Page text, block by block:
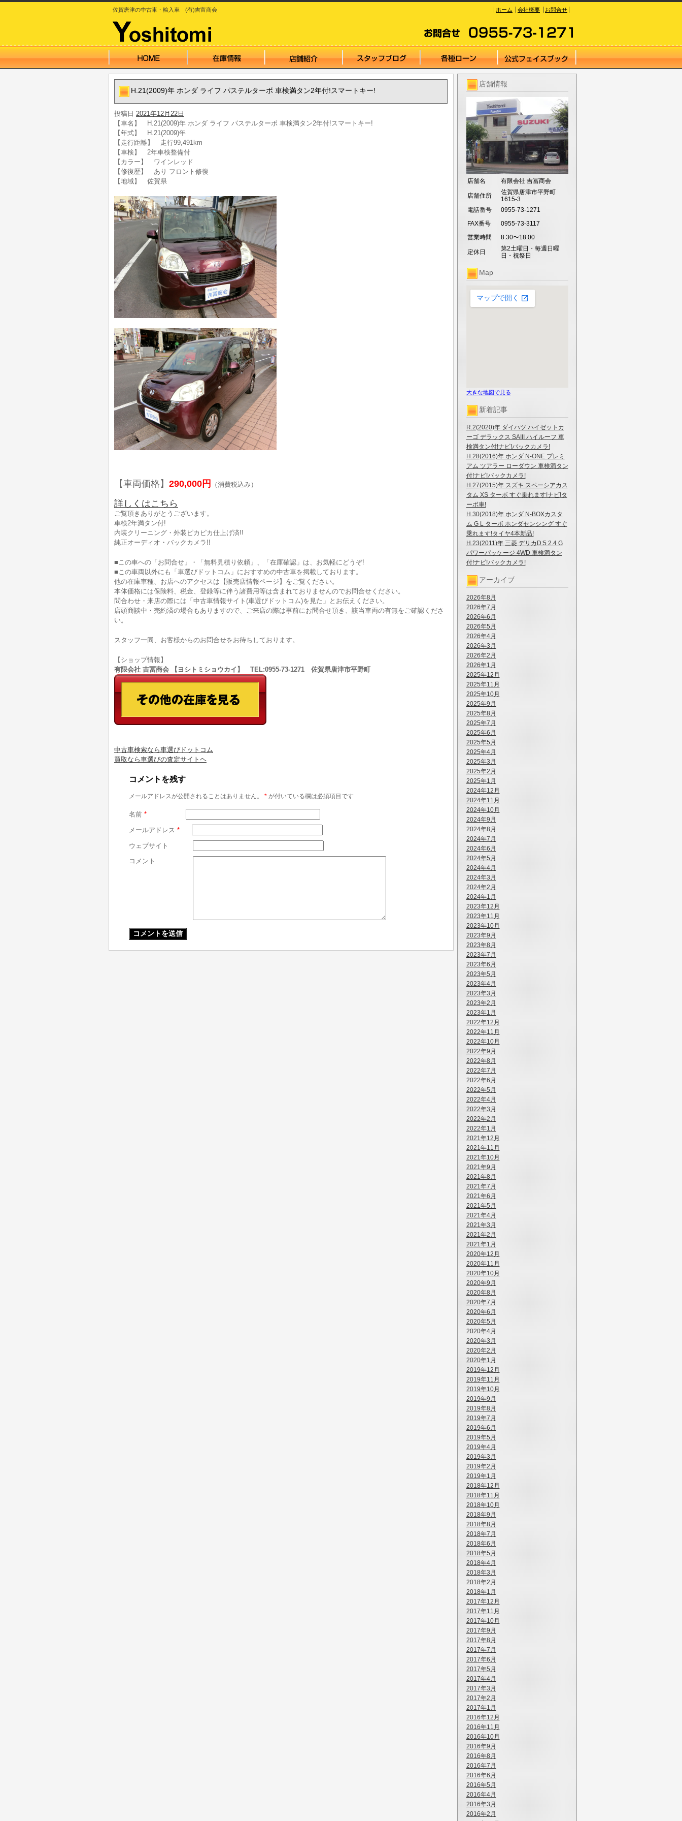
佐賀唐津の中古車・輸入車 (有)吉富商会 ホーム 会社概要 お問合せ
店舗情報
店舗名 有限会社 吉冨商会
店舗住所
佐賀県唐津市平野町
1615-3
電話番号
0955-73-1271
FAX番号
0955-73-3117
営業時間
8:30〜18:00
定休日
第2土曜日・毎週日曜
日・祝祭日
Map
大きな地図で見る
新着記事
R.2(2020)年 ダイハツ ハイゼットカ
ーゴ デラックス SAIII ハイルーフ 車
検満タン付!ナビ!バックカメラ!
H.28(2016)年 ホンダ N-ONE プレミ
アム ツアラー ローダウン 車検満タン
付!ナビ!バックカメラ!
H.27(2015)年 スズキ スペーシアカス
タム XS ターボ すぐ乗れます!ナビ!タ
ーボ車!
H.30(2018)年 ホンダ N-BOXカスタ
ム G L ターボ ホンダセンシング すぐ
乗れます!タイヤ4本新品!
H.23(2011)年 三菱 デリカD:5 2.4 G
パワーパッケージ 4WD 車検満タン
付!ナビ!バックカメラ!
アーカイブ
2026年8月
2026年7月
2026年6月
2026年5月
2026年4月
2026年3月
2026年2月
2026年1月
2025年12月
2025年11月
2025年10月
2025年9月
2025年8月
2025年7月
2025年6月
2025年5月
2025年4月
2025年3月
2025年2月
2025年1月
2024年12月
2024年11月
2024年10月
2024年9月
2024年8月
2024年7月
2024年6月
2024年5月
2024年4月
2024年3月
2024年2月
2024年1月
2023年12月
2023年11月
2023年10月
2023年9月
2023年8月
2023年7月
2023年6月
2023年5月
2023年4月
2023年3月
2023年2月
2023年1月
2022年12月
2022年11月
2022年10月
2022年9月
2022年8月
2022年7月
2022年6月
2022年5月
2022年4月
2022年3月
2022年2月
2022年1月
2021年12月
2021年11月
2021年10月
2021年9月
2021年8月
2021年7月
2021年6月
2021年5月
2021年4月
2021年3月
2021年2月
2021年1月
2020年12月
2020年11月
2020年10月
2020年9月
2020年8月
2020年7月
2020年6月
2020年5月
2020年4月
2020年3月
2020年2月
2020年1月
2019年12月
2019年11月
2019年10月
2019年9月
2019年8月
2019年7月
2019年6月
2019年5月
2019年4月
2019年3月
2019年2月
2019年1月
2018年12月
2018年11月
2018年10月
2018年9月
2018年8月
2018年7月
2018年6月
2018年5月
2018年4月
2018年3月
2018年2月
2018年1月
2017年12月
2017年11月
2017年10月
2017年9月
2017年8月
2017年7月
2017年6月
2017年5月
2017年4月
2017年3月
2017年2月
2017年1月
2016年12月
2016年11月
2016年10月
2016年9月
2016年8月
2016年7月
2016年6月
2016年5月
2016年4月
2016年3月
2016年2月
H.21(2009)年 ホンダ ライフ パステルターボ 車検満タン2年付!スマートキー!
投稿日 2021年12月22日
【車名】 H.21(2009)年 ホンダ ライフ パステルターボ 車検満タン2年付!スマートキー!
【年式】 H.21(2009)年
【走行距離】 走行99,491km
【車検】 2年車検整備付
【カラー】 ワインレッド
【修復歴】 あり フロント修復
【地域】 佐賀県
【車両価格】 290,000円 （消費税込み）
詳しくはこちら
ご覧頂きありがとうございます。
車検2年満タン付!
内装クリーニング・外装ピカピカ仕上げ済!!
純正オーディオ・バックカメラ!!
■この車への「お問合せ」・「無料見積り依頼」、「在庫確認」は、お気軽にどうぞ!
■この車両以外にも「車選びドットコム」におすすめの中古車を掲載しております。
他の在庫車種、お店へのアクセスは【販売店情報ページ】をご覧ください。
本体価格には保険料、税金、登録等に伴う諸費用等は含まれておりませんのでお問合せください。
問合わせ・来店の際には「中古車情報サイト(車選びドットコム)を見た」とお伝えください。
店頭商談中・売約済の場合もありますので、ご来店の際は事前にお問合せ頂き、該当車両の有無をご確認くださ
い。
スタッフ一同、お客様からのお問合せをお待ちしております。
【ショップ情報】
有限会社 吉冨商会 【ヨシトミショウカイ】 TEL:0955-73-1271 佐賀県唐津市平野町
中古車検索なら車選びドットコム
買取なら車選びの査定サイトヘ
コメントを残す
メールアドレスが公開されることはありません。 * が付いている欄は必須項目です
名前 *
メールアドレス *
ウェブサイト
コメント